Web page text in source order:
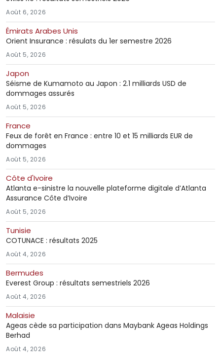
Août 6, 2026
Émirats Arabes Unis
Orient Insurance : résulats du 1er semestre 2026
Août 5, 2026
Japon
Séisme de Kumamoto au Japon : 2.1 milliards USD de
dommages assurés
Août 5, 2026
France
Feux de forêt en France : entre 10 et 15 milliards EUR de
dommages
Août 5, 2026
Côte d'Ivoire
Atlanta e-sinistre la nouvelle plateforme digitale d’Atlanta
Assurance Côte d’Ivoire
Août 5, 2026
Tunisie
COTUNACE : résultats 2025
Août 4, 2026
Bermudes
Everest Group : résultats semestriels 2026
Août 4, 2026
Malaisie
Ageas cède sa participation dans Maybank Ageas Holdings
Berhad
Août 4, 2026